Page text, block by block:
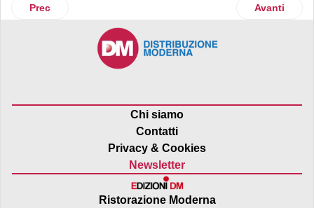
Articolo precedente: Nuovo sito per Salumificio Mec
Prec Articolo
Avanti
Chi siamo
Contatti
Privacy & Cookies
Newsletter
Ristorazione Moderna